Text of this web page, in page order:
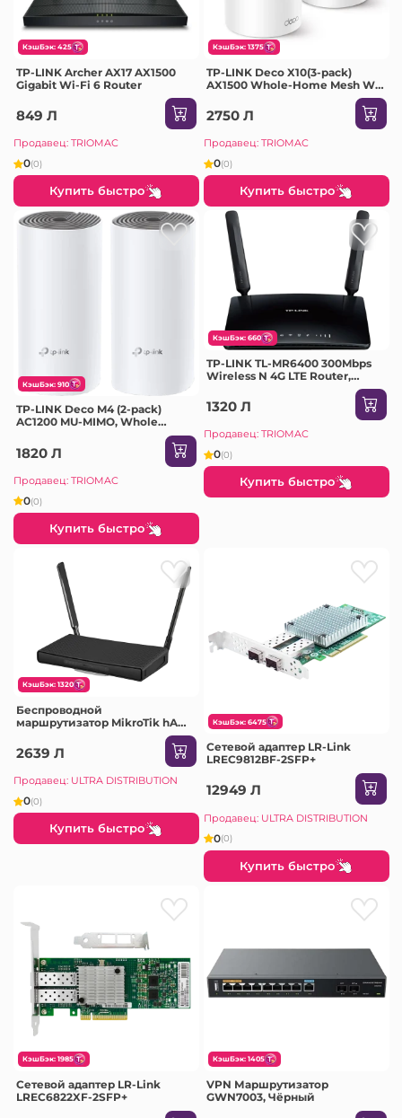
КэшБэк: 425
TP-LINK Archer AX17 AX1500
Gigabit Wi-Fi 6 Router
849 Л
Продавец: TRIOMAC
0(0)
Купить быстро
КэшБэк: 1375
TP-LINK Deco X10(3-pack)
AX1500 Whole-Home Mesh Wi-
2750 Л
Продавец: TRIOMAC
0(0)
Купить быстро
КэшБэк: 910
TP-LINK Deco M4 (2-pack)
AC1200 MU-MIMO, Whole
1820 Л
Продавец: TRIOMAC
0(0)
Купить быстро
КэшБэк: 660
TP-LINK TL-MR6400 300Mbps
Wireless N 4G LTE Router,
support LTE (FDD/TDD)/DC-
HSPA+/HSPA+/HSPA/UMTS/EDGE/
1320 Л
Продавец: TRIOMAC
0(0)
Купить быстро
КэшБэк: 1320
Беспроводной
маршрутизатор MikroTik hAP
2639 Л
Продавец: ULTRA DISTRIBUTION
0(0)
Купить быстро
КэшБэк: 6475
Сетевой адаптер LR-Link
LREC9812BF-2SFP+
12949 Л
Продавец: ULTRA DISTRIBUTION
0(0)
Купить быстро
КэшБэк: 1985
Сетевой адаптер LR-Link
LREC6822XF-2SFP+
КэшБэк: 1405
VPN Маршрутизатор
GWN7003, Чёрный